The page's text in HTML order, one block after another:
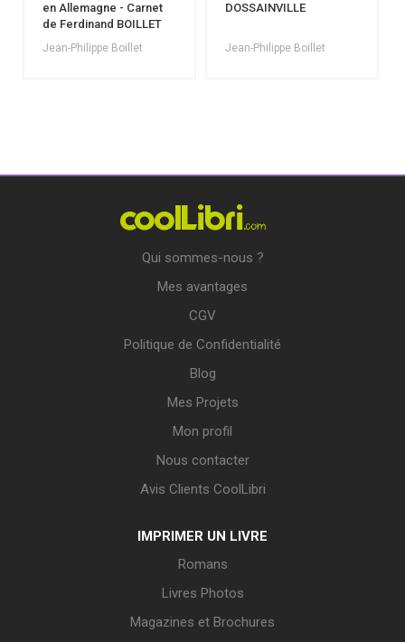
en Allemagne - Carnet
de Ferdinand BOILLET
Jean-Philippe Boillet
DOSSAINVILLE
Jean-Philippe Boillet
Qui sommes-nous ?
Mes avantages
CGV
Politique de Confidentialité
Blog
Mes Projets
Mon profil
Nous contacter
Avis Clients CoolLibri
IMPRIMER UN LIVRE
Romans
Livres Photos
Magazines et Brochures